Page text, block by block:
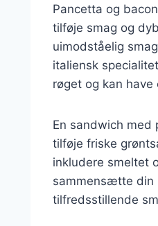
Pancetta og
tilføje smag og
uimodståelig
italiensk
røget og kan have
En sandwich med
tilføje friske
inkludere smeltet
sammensætte din
tilfredsstillende